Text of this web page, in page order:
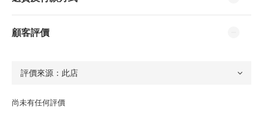
顧客評價
尚未有任何評價